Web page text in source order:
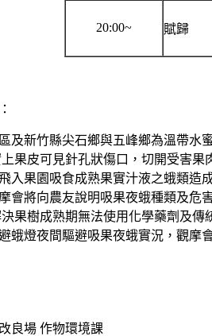
20:00~ 賦歸
新竹縣尖石鄉與五峰鄉為溫帶水蜜
果皮可見針孔狀傷口，切開受害
入果園吸食成熟果實汁液之蛾類造
會將向農友說明吸果夜蛾種類及危
果樹成熟期無法使用化學藥劑及
蛾燈夜間驅避吸果夜蛾實況，觀摩
場 作物環境課